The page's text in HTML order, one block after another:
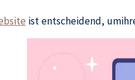
ist entscheidend,